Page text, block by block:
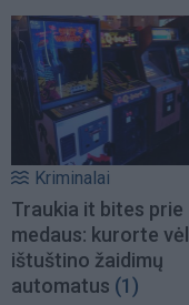
Kriminalai
Traukia it bites prie
medaus: kurorte vėl
ištuštino žaidimų
automatus (1)